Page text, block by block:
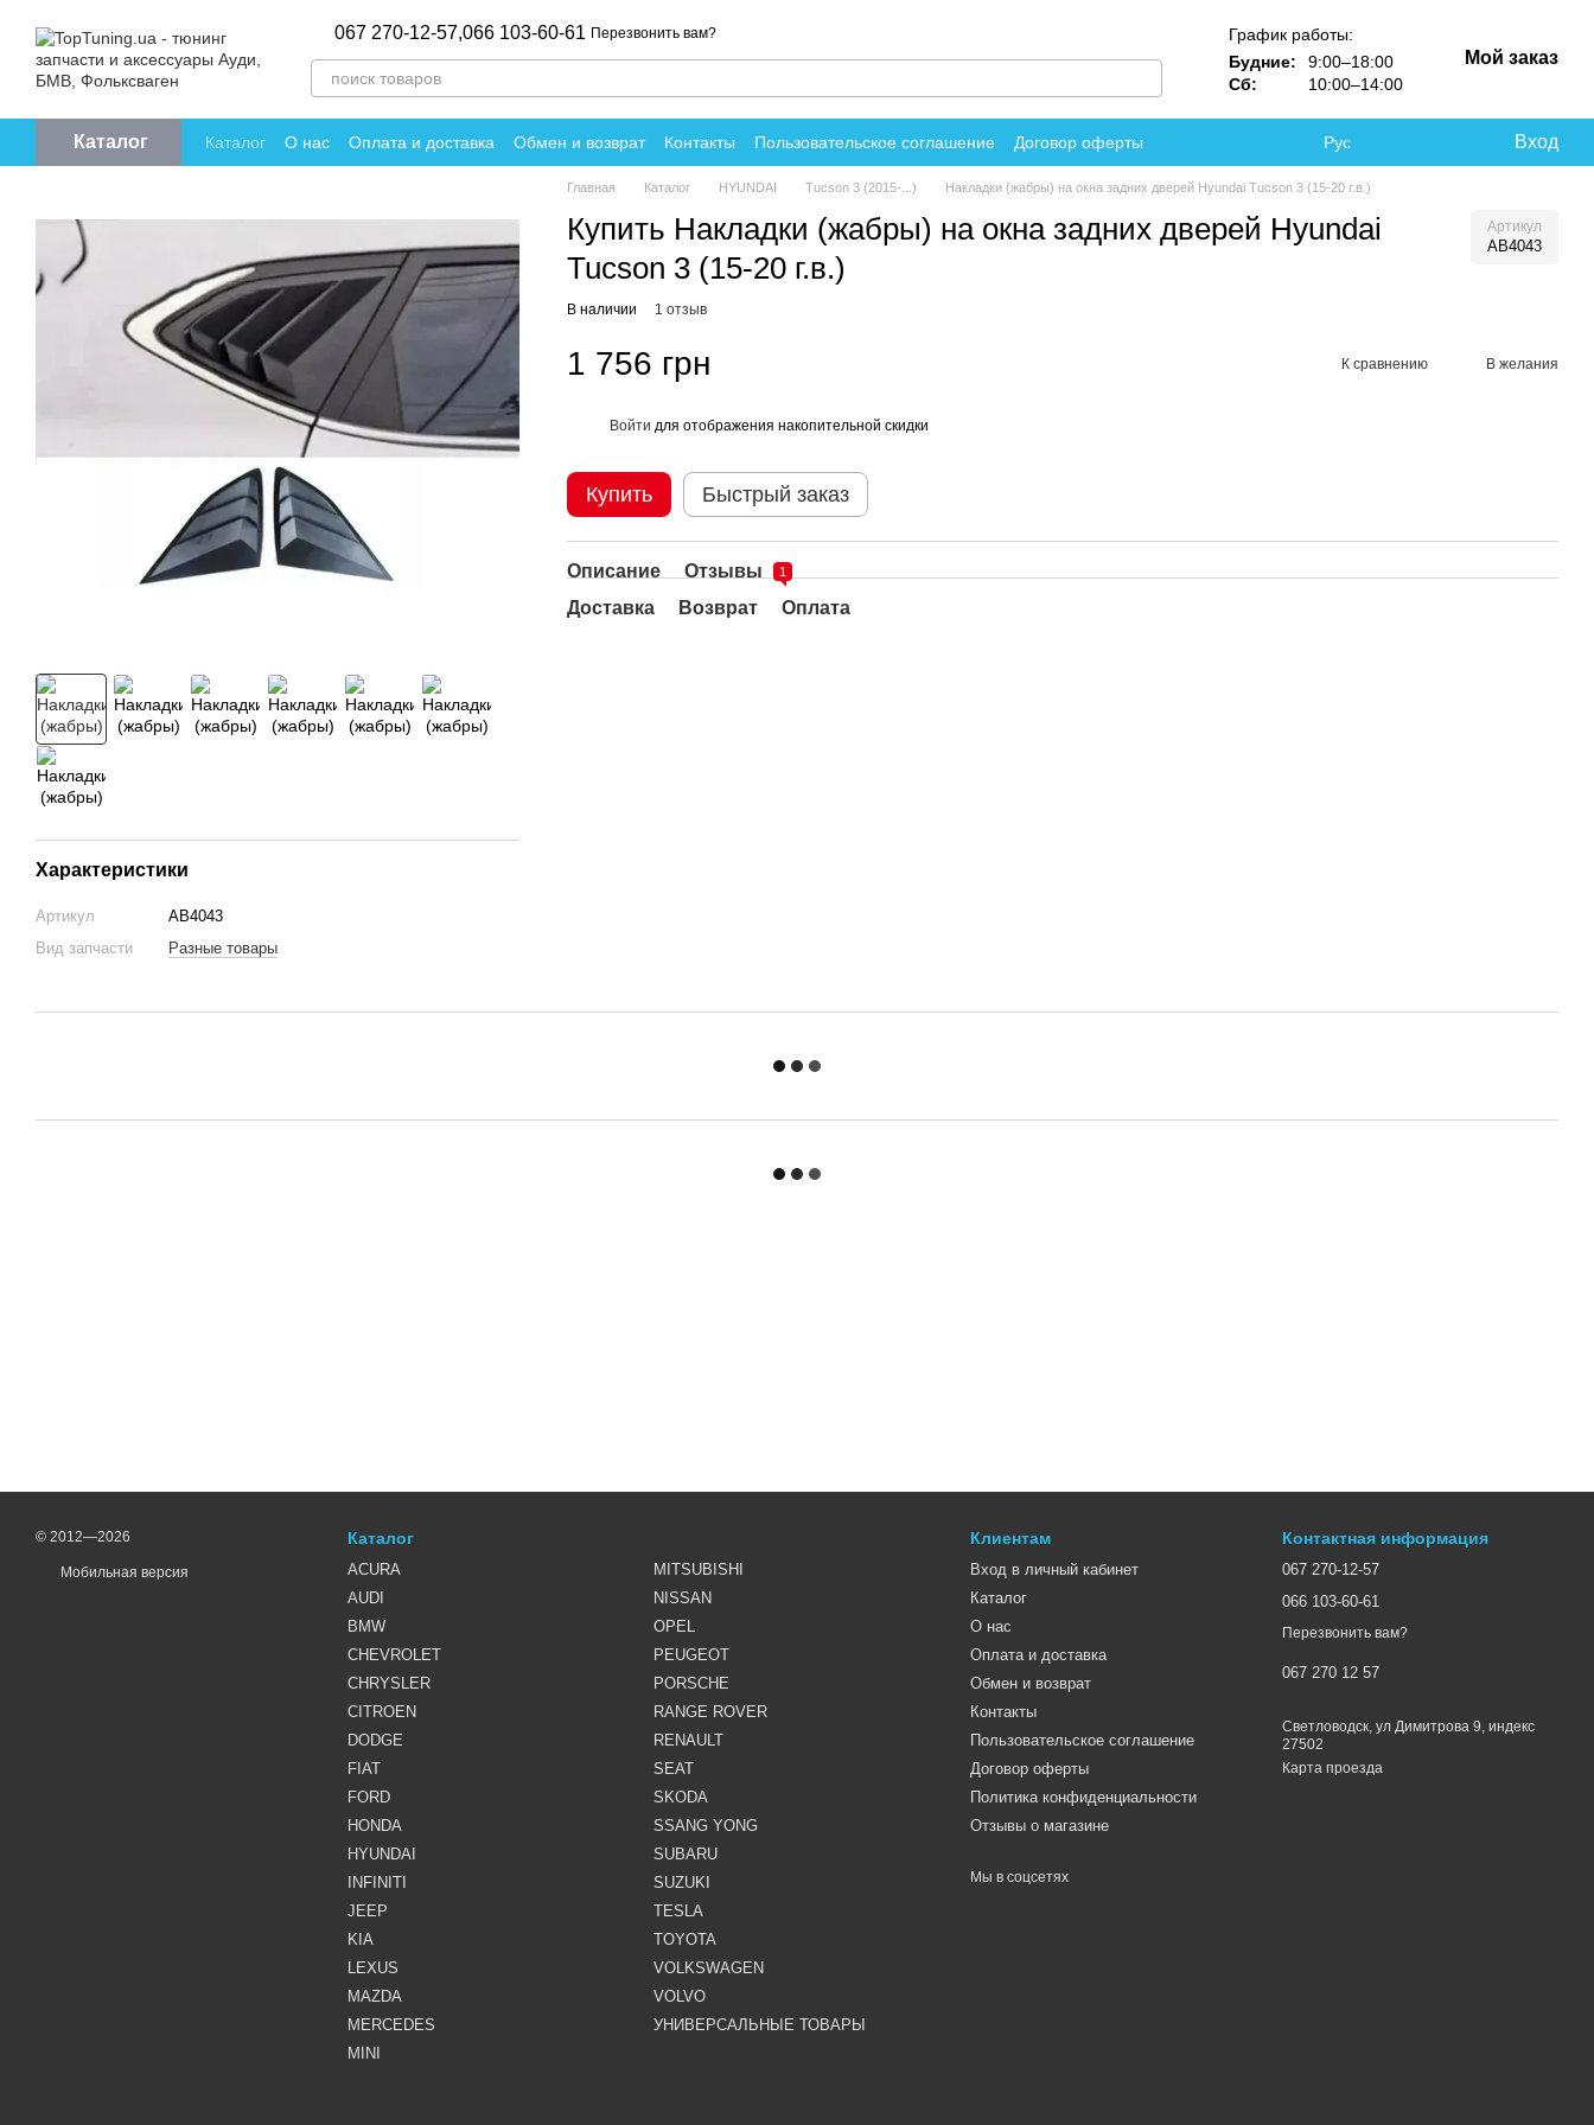
067 270-12-57,066 103-60-61 Перезвонить вам?
График работы:
Будние:
9:00–18:00
Сб:
10:00–14:00
Мой заказ
Каталог Каталог О нас Оплата и доставка Обмен и возврат Контакты Пользовательское соглашение
Договор оферты
Политика конфиденциальности
Отзывы о магазине
Рус Вход
Характеристики
Артикул
AB4043
Вид запчасти
Разные товары
Главная Каталог HYUNDAI Tucson 3 (2015-...) Накладки (жабры) на окна задних дверей Hyundai Tucson 3 (15-20 г.в.)
Купить Накладки (жабры) на окна задних дверей Hyundai
Tucson 3 (15-20 г.в.)
Артикул
AB4043
В наличии 1 отзыв
1 756 грн К сравнению В желания
Войти для отображения накопительной скидки
Купить Быстрый заказ
Описание Отзывы 1
Доставка Возврат Оплата
© 2012—2026
Мобильная версия
Каталог
ACURA
AUDI
BMW
CHEVROLET
CHRYSLER
CITROEN
DODGE
FIAT
FORD
HONDA
HYUNDAI
INFINITI
JEEP
KIA
LEXUS
MAZDA
MERCEDES
MINI
MITSUBISHI
NISSAN
OPEL
PEUGEOT
PORSCHE
RANGE ROVER
RENAULT
SEAT
SKODA
SSANG YONG
SUBARU
SUZUKI
TESLA
TOYOTA
VOLKSWAGEN
VOLVO
УНИВЕРСАЛЬНЫЕ ТОВАРЫ
Клиентам
Вход в личный кабинет
Каталог
О нас
Оплата и доставка
Обмен и возврат
Контакты
Пользовательское соглашение
Договор оферты
Политика конфиденциальности
Отзывы о магазине
Мы в соцсетях
Контактная информация
067 270-12-57
066 103-60-61
Перезвонить вам?
067 270 12 57
Светловодск, ул Димитрова 9, индекс
27502
Карта проезда